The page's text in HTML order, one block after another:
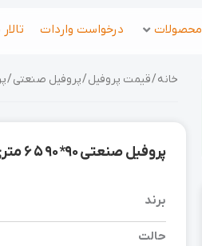
محصولات درخواست واردات
خانه/قیمت پروفیل/پروفیل صنعتی/
پروفیل صنعتی 90*90 5 6 متری
برند
حالت